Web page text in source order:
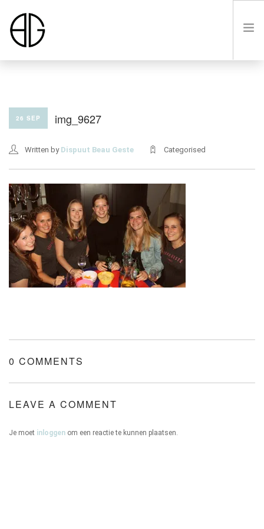
LUSTRUM VIII
LEDEN
26 SEP img_9627
Written by Dispuut Beau Geste Categorised
0 COMMENTS
LEAVE A COMMENT
Je moet inloggen om een reactie te kunnen plaatsen.